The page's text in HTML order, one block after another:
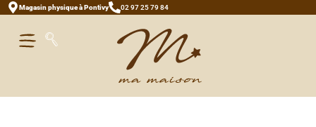
Magasin physique à Pontivy 02 97 25 79 84